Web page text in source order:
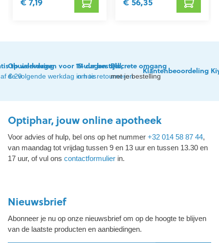
thuislevering
€ 29
Op werkdagen voor 15 uur besteld,
de volgende werkdag in huis
14 dagen tijd
om te retourneren
Discrete omgang
met je bestelling
Klantenbeoordeling
Optiphar, jouw online apotheek
Voor advies of hulp, bel ons op het nummer +32 014 58 87 44,
van maandag tot vrijdag tussen 9 en 13 uur en tussen 13.30 en
17 uur, of vul ons contactformulier in.
Nieuwsbrief
Abonneer je nu op onze nieuwsbrief om op de hoogte te blijven
van de laatste producten en aanbiedingen.